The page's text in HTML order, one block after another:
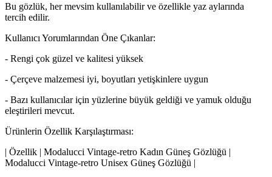
Bu gözlük, her mevsim kullanılabilir ve özellikle yaz aylarında
tercih edilir.
Kullanıcı Yorumlarından Öne Çıkanlar:
- Rengi çok güzel ve kalitesi yüksek
- Çerçeve malzemesi iyi, boyutları yetişkinlere uygun
- Bazı kullanıcılar için yüzlerine büyük geldiği ve yamuk olduğu
eleştirileri mevcut.
Ürünlerin Özellik Karşılaştırması:
| Özellik | Modalucci Vintage-retro Kadın Güneş Gözlüğü |
Modalucci Vintage-retro Unisex Güneş Gözlüğü |